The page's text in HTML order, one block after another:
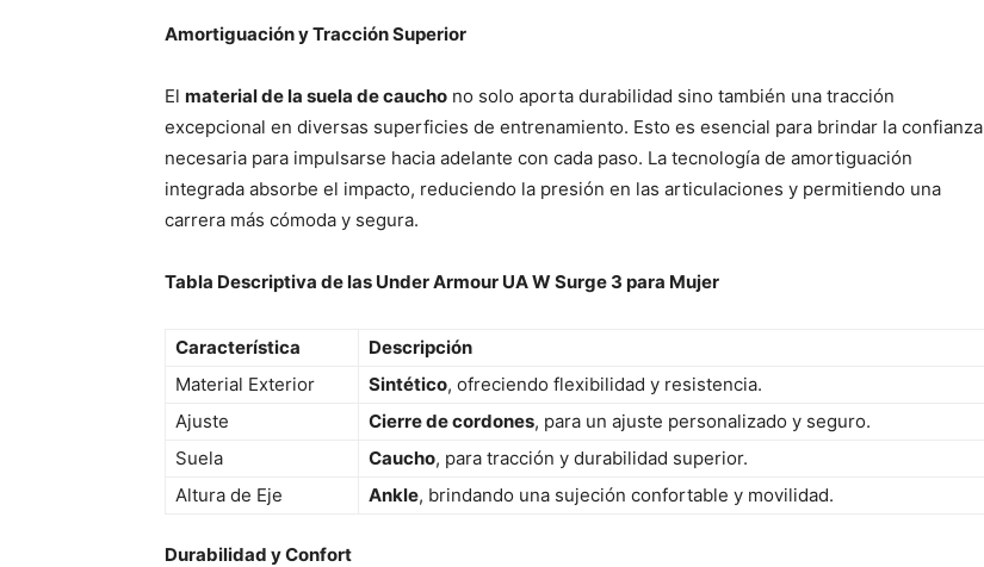
Amortiguación y Tracción Superior
El material de la suela de caucho no solo aporta durabilidad sino también una tracción
excepcional en diversas superficies de entrenamiento. Esto es esencial para brindar la confianza
necesaria para impulsarse hacia adelante con cada paso. La tecnología de amortiguación
integrada absorbe el impacto, reduciendo la presión en las articulaciones y permitiendo una
carrera más cómoda y segura.
Tabla Descriptiva de las Under Armour UA W Surge 3 para Mujer
Característica
Descripción
Material Exterior
Sintético, ofreciendo flexibilidad y resistencia.
Ajuste
Cierre de cordones, para un ajuste personalizado y seguro.
Suela
Caucho, para tracción y durabilidad superior.
Altura de Eje
Ankle, brindando una sujeción confortable y movilidad.
Durabilidad y Confort